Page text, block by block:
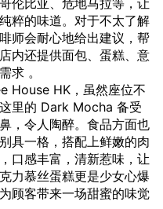
伦比亚、危地马拉等，让
粹的味道。对于不太了解
师会耐心地给出建议，帮
内还提供面包、蛋糕、意
求 。
House HK，虽然座位不
里的 Dark Mocha 备受
，令人陶醉。食品方面也
具一格，搭配上鲜嫩的肉
口感丰富，清新惹味，让
力慕丝蛋糕更是少女心爆
顾客带来一场甜蜜的味觉